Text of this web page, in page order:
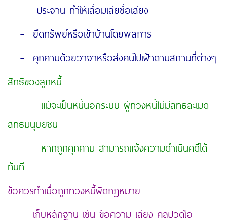
– ประจาน ทำให้เสื่อมเสียชื่อเสียง
– ยึดทรัพย์หรือเข้าบ้านโดยพลการ
– คุกคามด้วยวาจาหรือส่งคนไปเฝ้าตามสถานที่ต่างๆ
สิทธิของลูกหนี้
– แม้จะเป็นหนี้นอกระบบ ผู้ทวงหนี้ไม่มีสิทธิละเมิด
สิทธิมนุษยชน
– หากถูกคุกคาม สามารถแจ้งความดำเนินคดีได้
ทันที
ข้อควรทำเมื่อถูกทวงหนี้ผิดกฎหมาย
– เก็บหลักฐาน เช่น ข้อความ เสียง คลิปวิดีโอ